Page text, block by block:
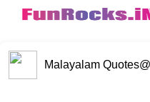
Malayalam Quotes